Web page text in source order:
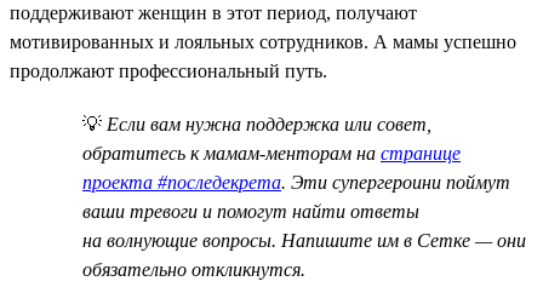
поддерживают женщин в этот период, получают
мотивированных и лояльных сотрудников. А мамы успешно
продолжают профессиональный путь.
💡 Если вам нужна поддержка или совет,
обратитесь к мамам-менторам на странице
проекта #последекрета. Эти супергероини поймут
ваши тревоги и помогут найти ответы
на волнующие вопросы. Напишите им в Сетке — они
обязательно откликнутся.